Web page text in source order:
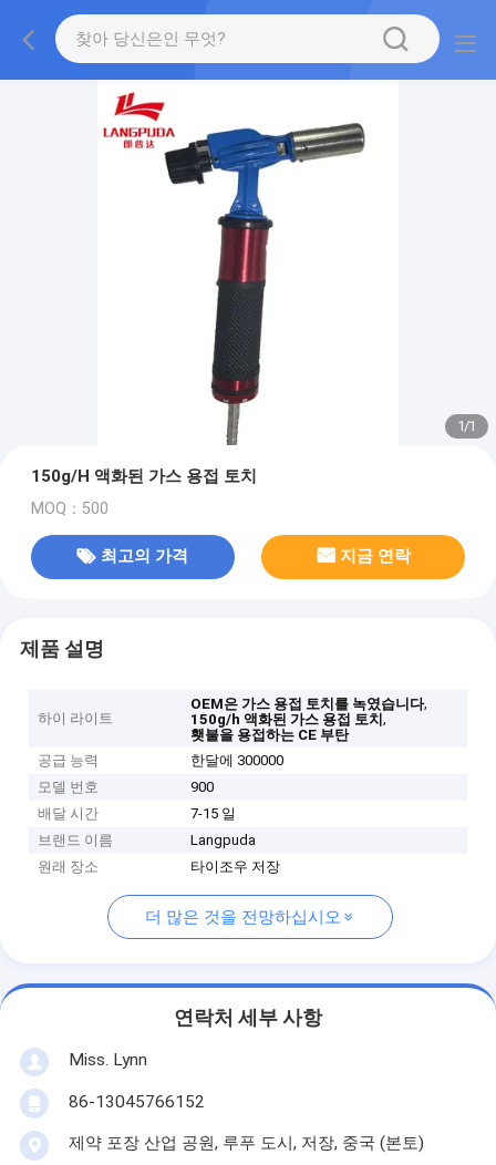
1/1
150g/H 액화된 가스 용접 토치
MOQ：500
최고의 가격 지금 연락
제품 설명
하이 라이트
OEM은 가스 용접 토치를 녹였습니다,
150g/h 액화된 가스 용접 토치,
횃불을 용접하는 CE 부탄
공급 능력
한달에 300000
모델 번호
900
배달 시간
7-15 일
브랜드 이름
Langpuda
원래 장소
타이조우 저장
더 많은 것을 전망하십시오
연락처 세부 사항
Miss. Lynn
86-13045766152
제약 포장 산업 공원, 루푸 도시, 저장, 중국 (본토)